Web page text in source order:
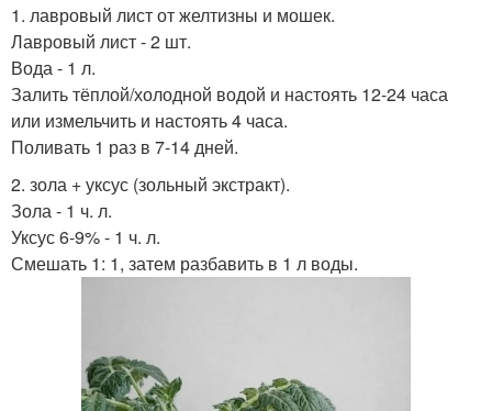
1. лавровый лист от желтизны и мошек.
Лавровый лист - 2 шт.
Вода - 1 л.
Залить тёплой/холодной водой и настоять 12-24 часа
или измельчить и настоять 4 часа.
Поливать 1 раз в 7-14 дней.
2. зола + уксус (зольный экстракт).
Зола - 1 ч. л.
Уксус 6-9% - 1 ч. л.
Смешать 1: 1, затем разбавить в 1 л воды.